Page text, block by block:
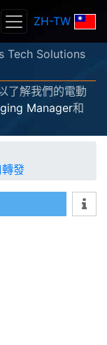
ZH-TW
Tech Solutions
了解我們的電動
Manager和
發